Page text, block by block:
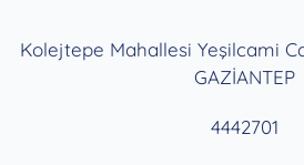
Kolejtepe Mahallesi Yeşilcami
GAZİANTEP
4442701